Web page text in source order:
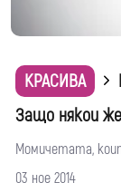
КРАСИВА
Защо някои
Момичетата,
03 ное 2014